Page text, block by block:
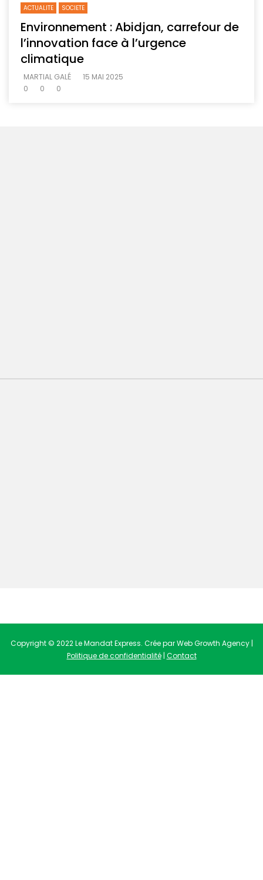
ACTUALITE SOCIETE
Environnement : Abidjan, carrefour de
l’innovation face à l’urgence
climatique
MARTIAL GALÉ
15 MAI 2025
0
0 0
Copyright © 2022 Le Mandat Express. Crée par Web Growth Agency |
Politique de confidentialité| Contact